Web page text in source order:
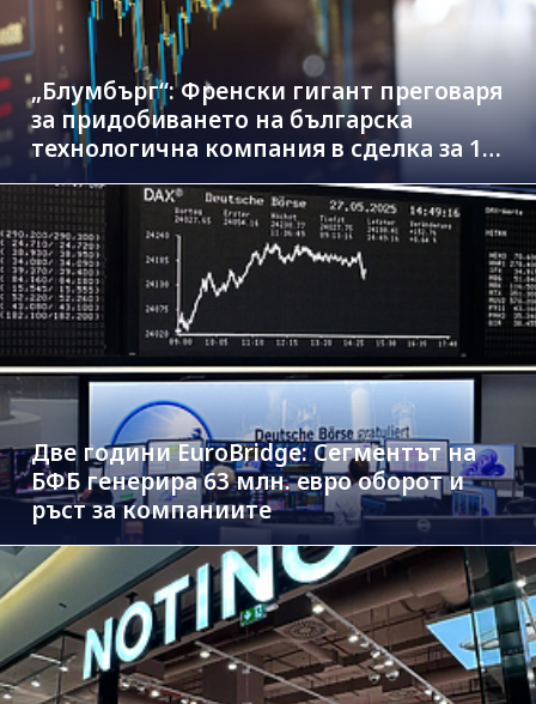
„Блумбърг“: Френски гигант преговаря
за придобиването на българска
технологична компания в сделка за 1.3
млрд. евро
Две години EuroBridge: Сегментът на
БФБ генерира 63 млн. евро оборот и
ръст за компаниите